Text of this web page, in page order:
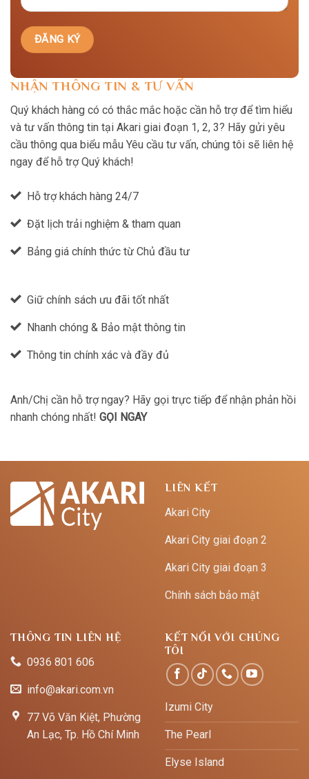
NHẬN THÔNG TIN & TƯ VẤN
Quý khách hàng có có thắc mắc hoặc cần hỗ trợ để tìm hiểu
và tư vấn thông tin tại Akari giai đoạn 1, 2, 3? Hãy gửi yêu
cầu thông qua biểu mẫu Yêu cầu tư vấn, chúng tôi sẽ liên hệ
ngay để hỗ trợ Quý khách!
Hỗ trợ khách hàng 24/7
Đặt lịch trải nghiệm & tham quan
Bảng giá chính thức từ Chủ đầu tư
Giữ chính sách ưu đãi tốt nhất
Nhanh chóng & Bảo mật thông tin
Thông tin chính xác và đầy đủ
Anh/Chị cần hỗ trợ ngay? Hãy gọi trực tiếp để nhận phản hồi
nhanh chóng nhất! GỌI NGAY
LIÊN KẾT
Akari City
Akari City giai đoạn 2
Akari City giai đoạn 3
Chính sách bảo mật
THÔNG TIN LIÊN HỆ
0936 801 606
info@akari.com.vn
77 Võ Văn Kiệt, Phường
An Lạc, Tp. Hồ Chí Minh
KẾT NỐI VỚI CHÚNG
TÔI
Izumi City
The Pearl
Elyse Island